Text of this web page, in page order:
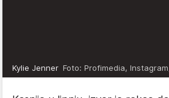
Kylie Jenner Foto: Profimedia, Instagram,